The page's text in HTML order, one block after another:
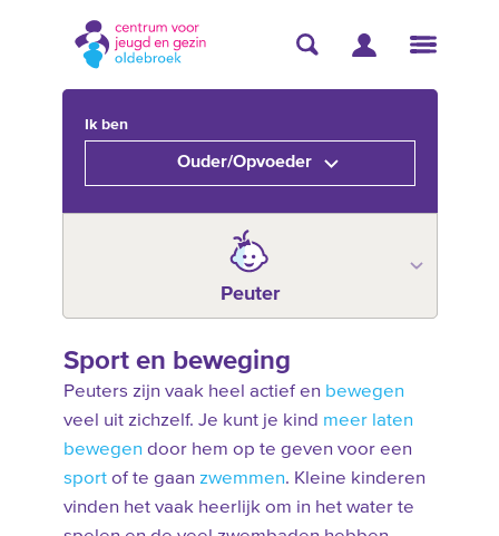
Ik ben
Ouder/Opvoeder
Peuter
Sport en beweging
Peuters zijn vaak heel actief en bewegen
veel uit zichzelf. Je kunt je kind meer laten
bewegen door hem op te geven voor een
sportof te gaan zwemmen. Kleine kinderen
vinden het vaak heerlijk om in het water te